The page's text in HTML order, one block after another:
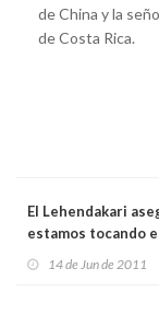
de China y la
de Costa Rica.
El Lehendakari
estamos tocando
14 de Jun de 2011